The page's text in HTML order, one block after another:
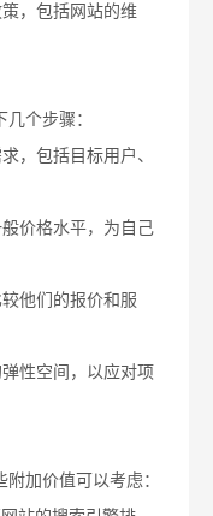
，包括网站的维
个步骤：
，包括目标用户、
价格水平，为自己
他们的报价和服
性空间，以应对项
加价值可以考虑：